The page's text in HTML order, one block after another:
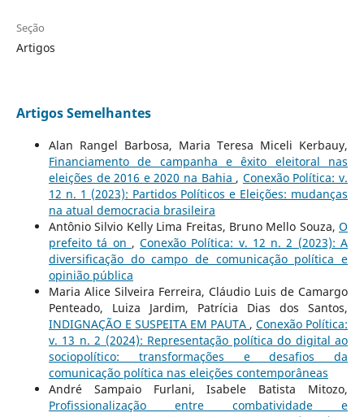
Seção
Artigos
Artigos Semelhantes
Alan Rangel Barbosa, Maria Teresa Miceli Kerbauy,
Financiamento de campanha e êxito eleitoral nas
eleições de 2016 e 2020 na Bahia , Conexão Política: v.
12 n. 1 (2023): Partidos Políticos e Eleições: mudanças
na atual democracia brasileira
Antônio Silvio Kelly Lima Freitas, Bruno Mello Souza,O
prefeito tá on ,Conexão Política: v. 12 n. 2 (2023): A
diversificação do campo de comunicação política e
opinião pública
Maria Alice Silveira Ferreira, Cláudio Luis de Camargo
Penteado, Luiza Jardim, Patrícia Dias dos Santos,
INDIGNAÇÃO E SUSPEITA EM PAUTA ,Conexão Política:
v. 13 n. 2 (2024): Representação política do digital ao
sociopolítico: transformações e desafios da
comunicação política nas eleições contemporâneas
André Sampaio Furlani, Isabele Batista Mitozo,
Profissionalização entre combatividade e